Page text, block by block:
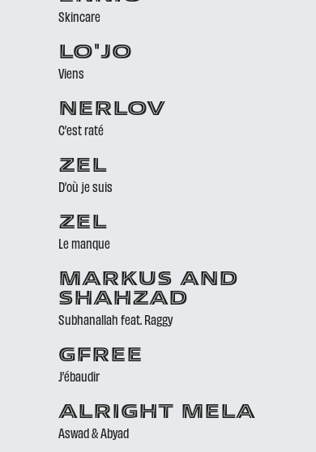
Skincare
LO'JO
Viens
NERLOV
C’est raté
ZEL
D’où je suis
ZEL
Le manque
MARKUS AND
SHAHZAD
Subhanallah feat. Raggy
GFREE
J’ébaudir
ALRIGHT MELA
Aswad & Abyad